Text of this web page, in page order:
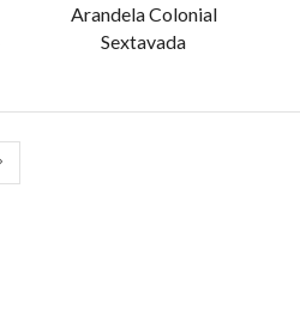
Arandela Colonial
Sextavada